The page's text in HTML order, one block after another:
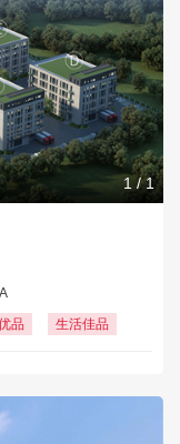
1 /1
品 生活佳品